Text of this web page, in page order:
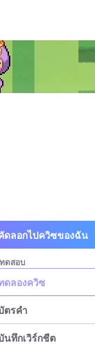
ดลอกไปควิซของฉัน
ดสอบ
ดลองควิซ
ตรคำ
นทึกเวิร์กชีต